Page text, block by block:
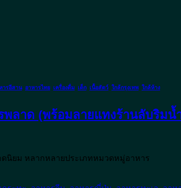
ารอีสาน, อาหารไทย เครื่องดื่ม เด็ก เนื้อสัตว์ ใกล้กรุงเทพ ใกล้ห้าง
พลาด (พร้อมลายแทงร้านลับริมน้
ดนิยม หลากหลายประเภทหมวดหมู่อาหาร